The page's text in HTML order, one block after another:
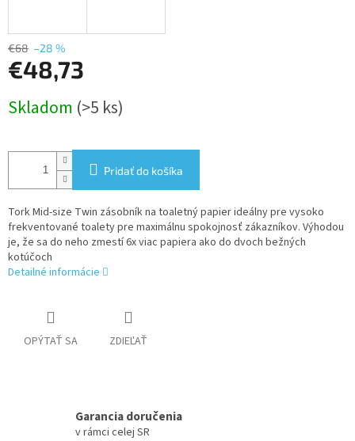
€68 –28 %
€48,73
cena:
Skladom (>5 ks)
Pridať do košíka
Tork Mid-size Twin zásobník na toaletný papier ideálny pre vysoko
frekventované toalety pre maximálnu spokojnosť zákazníkov. Výhodou
je, že sa do neho zmestí 6x viac papiera ako do dvoch bežných
kotúčoch
Detailné informácie
OPÝTAŤ SA ZDIEĽAŤ
Garancia doručenia
v rámci celej SR